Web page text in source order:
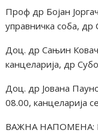
Проф др Бојан
управничка соба, др
Доц. др Сањин
канцеларија, др
Доц. др Јована
08.00, канцеларија
ВАЖНА НАПОМЕНА: